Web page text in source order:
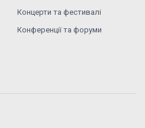
Концерти та фестивалі
Конференції та форуми